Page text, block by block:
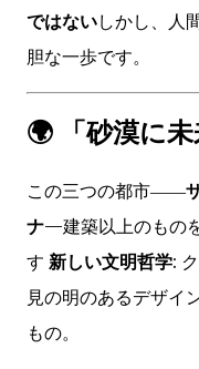
ではないしかし、人
胆な一歩です。
🌍 「砂漠に
この三つの都市――
ナ—建築以上のもの
す 新しい文明哲学:
見の明のあるデザイ
もの。